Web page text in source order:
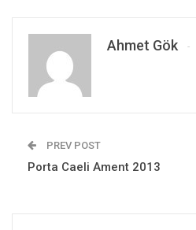
Ahmet Gök
PREV POST
Porta Caeli Ament 2013